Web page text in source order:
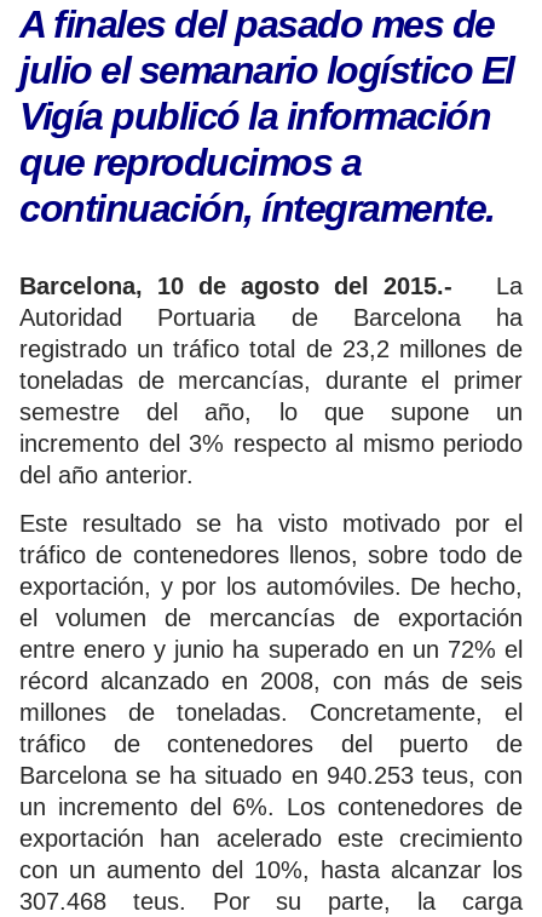
A finales del pasado mes de
julio el semanario logísticoEl
Vigía publicó la información
que reproducimos a
continuación, íntegramente.
Barcelona, 10 de agosto del 2015.- La
Autoridad Portuaria de Barcelona ha
registrado un tráfico total de 23,2 millones de
toneladas de mercancías, durante el primer
semestre del año, lo que supone un
incremento del 3% respecto al mismo periodo
del año anterior.
Este resultado se ha visto motivado por el
tráfico de contenedores llenos, sobre todo de
exportación, y por los automóviles. De hecho,
el volumen de mercancías de exportación
entre enero y junio ha superado en un 72% el
récord alcanzado en 2008, con más de seis
millones de toneladas. Concretamente, el
tráfico de contenedores del puerto de
Barcelona se ha situado en 940.253 teus, con
un incremento del 6%. Los contenedores de
exportación han acelerado este crecimiento
con un aumento del 10%, hasta alcanzar los
307.468 teus. Por su parte, la carga